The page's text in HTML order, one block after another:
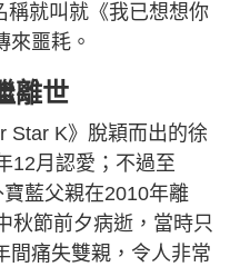
稱就叫就《我已想想你
來噩耗。
離世
Star K》脫穎而出的徐
12月認愛；不過至
藍父親在2010年離
秋節前夕病逝，當時只
間痛失雙親，令人非常